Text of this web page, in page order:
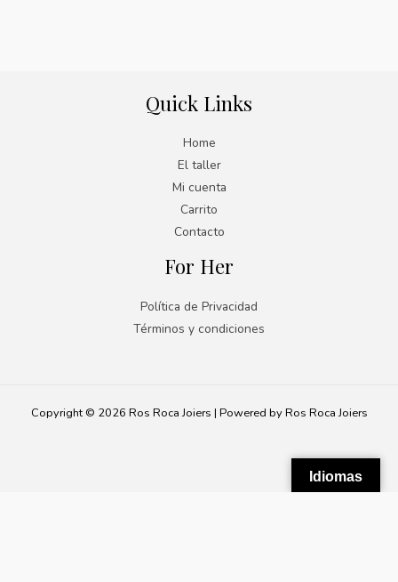
Quick Links
Home
El taller
Mi cuenta
Carrito
Contacto
For Her
Política de Privacidad
Términos y condiciones
Copyright © 2026 Ros Roca Joiers | Powered by Ros Roca Joiers
Idiomas